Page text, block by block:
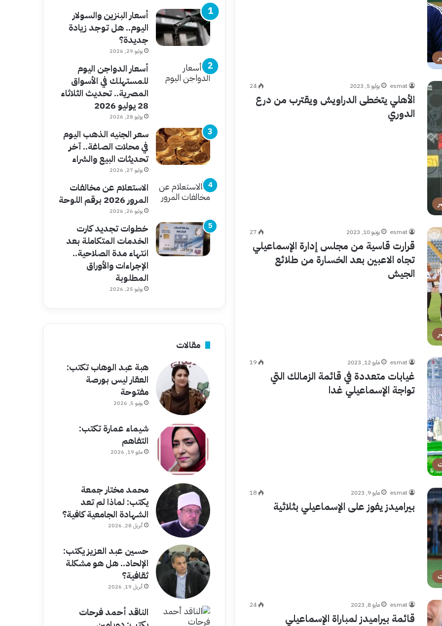
esmat يوليو 5, 2023 24
الأهلي يتخطى الدراويش ويقترب من درع
الدوري
esmat يونيو 10, 2023 27
قرارت قاسية من مجلس إدارة الإسماعيلي
تجاه الاعبين بعد الخسارة من طلائع
الجيش
esmat مايو 12, 2023 19
غيابات متعددة في قائمة الزمالك التي
تواجة الإسماعيلي غدا
esmat مايو 9, 2023 18
بيراميدز يفوز على الإسماعيلي بثلاثية
esmat مايو 8, 2023 24
قائمة بيراميدز لمباراة الإسماعيلي
أسعار البنزين والسولار
اليوم.. هل توجد زيادة
جديدة؟
يوليو 29, 2026
أسعار الدواجن اليوم
للمستهلك في الأسواق
المصرية.. تحديث الثلاثاء
28 يوليو 2026
يوليو 28, 2026
سعر الجنيه الذهب اليوم
في محلات الصاغة.. آخر
تحديثات البيع والشراء
يوليو 27, 2026
الاستعلام عن مخالفات
المرور 2026 برقم اللوحة
يوليو 26, 2026
خطوات تجديد كارت
الخدمات المتكاملة بعد
انتهاء مدة الصلاحية..
الإجراءات والأوراق
المطلوبة
يوليو 25, 2026
مقالات
هبة عبد الوهاب تكتب:
العقار ليس بورصة
مفتوحة
يونيو 5, 2026
شيماء عمارة تكتب:
التفاهم
مايو 19, 2026
محمد مختار جمعة
يكتب: لماذا لم تعد
الشهادة الجامعية كافية؟
أبريل 28, 2026
حسين عبد العزيز يكتب:
الإلحاد.. هل هو مشكلة
ثقافية؟
أبريل 19, 2026
الناقد أحمد فرحات